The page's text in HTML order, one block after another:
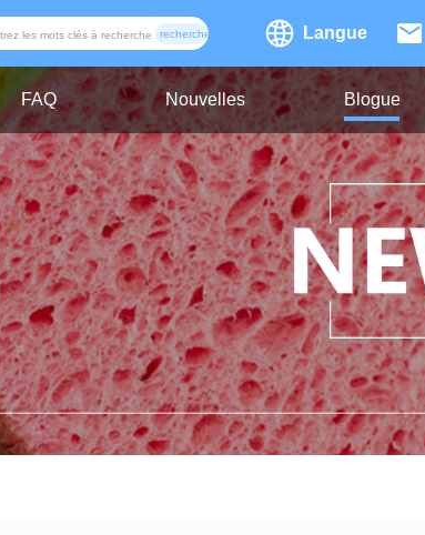
recherche Langue
FAQ Nouvelles Blogue